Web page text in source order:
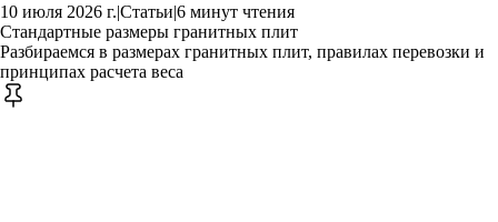
10 июля 2026 г.|Статьи|6 минут чтения
Стандартные размеры гранитных плит
Разбираемся в размерах гранитных плит, правилах перевозки и
принципах расчета веса